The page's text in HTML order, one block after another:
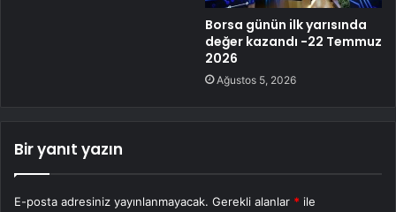
Borsa günün ilk yarısında
değer kazandı -22 Temmuz
2026
Ağustos 5, 2026
Bir yanıt yazın
E-posta adresiniz yayınlanmayacak. Gerekli alanlar * ile